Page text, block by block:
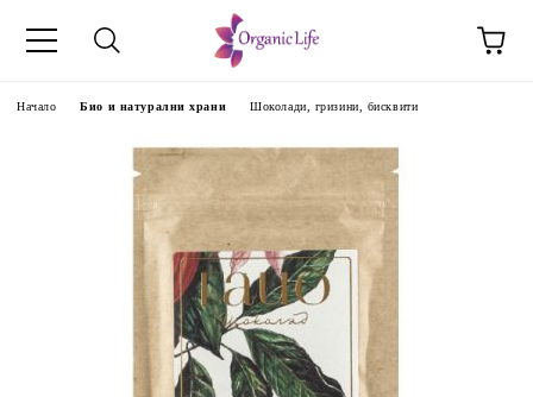
Начало Био и натурални храни Шоколади, гризини, бисквити